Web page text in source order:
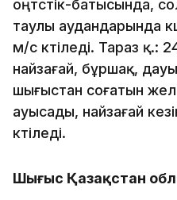
оңтүстік-батысында,
таулы аудандарында
м/с күтіледі. Тараз қ.:
найзағай, бұршақ,
шығыстан соғатын жел
ауысады, найзағай
күтіледі.
Шығыс Қазақстан